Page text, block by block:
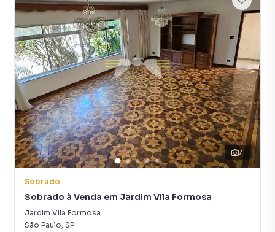
71
Sobrado
Sobrado à Venda em Jardim Vila Formosa
Jardim Vila Formosa
São Paulo, SP